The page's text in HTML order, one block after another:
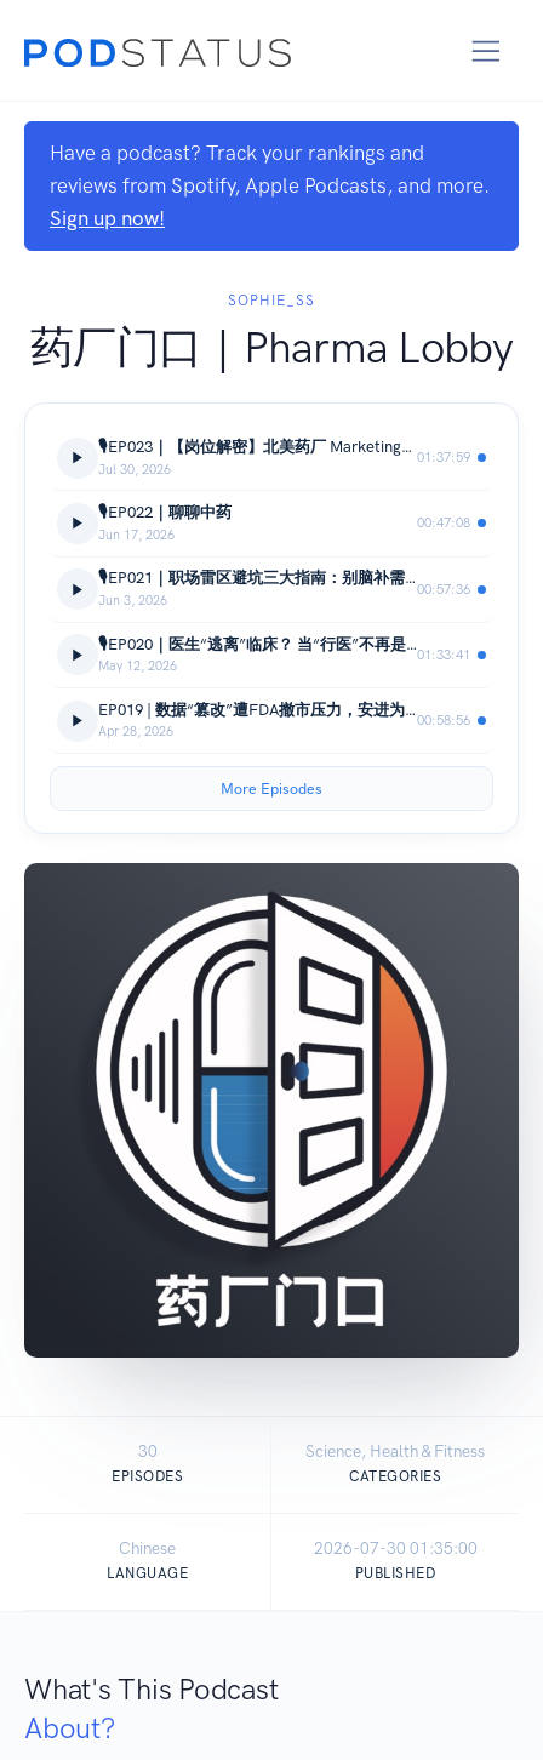
Have a podcast? Track your rankings and
reviews from Spotify, Apple Podcasts, and more.
Sign up now!
SOPHIE_SS
药厂门口｜Pharma Lobby
🎙️EP023｜【岗位解密】北美药厂 Marketing：一款药如何被医生、患者和市场看见？
Jul 30, 2026
01:37:59
🎙️EP022｜聊聊中药
Jun 17, 2026
00:47:08
🎙️EP021｜职场雷区避坑三大指南：别脑补需求、别上头防御、别在会议里闭麦
Jun 3, 2026
00:57:36
🎙️EP020｜医生“逃离”临床？ 当“行医”不再是一条标准答案，聊一聊医生们的药厂出路
May 12, 2026
01:33:41
EP019 | 数据“篡改”遭FDA撤市压力，安进为何还敢硬刚？
Apr 28, 2026
00:58:56
More Episodes
30
EPISODES
Science, Health & Fitness
CATEGORIES
Chinese
LANGUAGE
2026-07-30 01:35:00
PUBLISHED
What's This Podcast
About?